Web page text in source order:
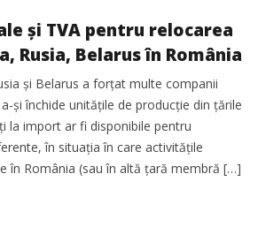
şi TVA pentru relocarea
Rusia, Belarus în România
şi Belarus a forţat multe companii
şi închide unitățile de producţie din ţările
la import ar fi disponibile pentru
în situaţia în care activităţile
în România (sau în altă ţară membră […]